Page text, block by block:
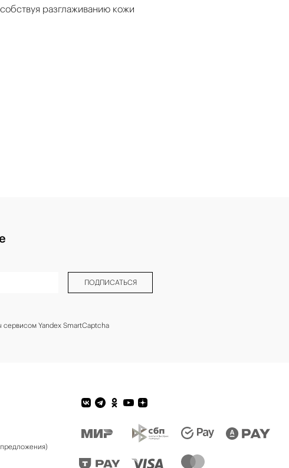
разглаживанию кожи
ПОДПИСАТЬСЯ
Yandex SmartCaptcha